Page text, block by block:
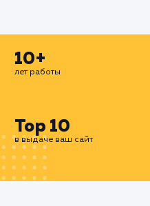
пользователей и
Если вы хотите
страниц, мы также
на вашем сайте и
услуги